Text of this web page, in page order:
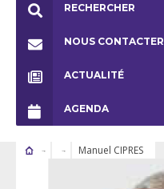
RECHERCHER
NOUS CONTACTER
ACTUALITÉ
AGENDA
Manuel CIPRES